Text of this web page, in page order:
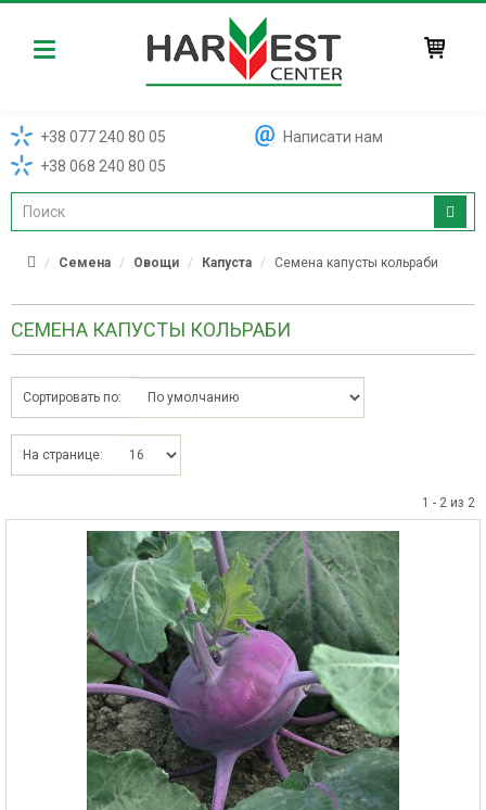
Harvest
+38 077 240 80 05
+38 068 240 80 05
Написати нам
Семена Овощи Капуста Семена капусты кольраби
СЕМЕНА КАПУСТЫ КОЛЬРАБИ
Сортировать по:
На странице:
1 - 2 из 2